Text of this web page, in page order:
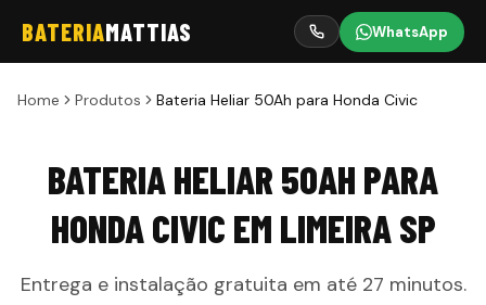
BATERIAMATTIAS WhatsApp
Home Produtos Bateria Heliar 50Ah para Honda Civic
BATERIA HELIAR 50AH PARA
HONDA CIVIC EM LIMEIRASP
Entrega e instalação gratuita em até 27 minutos.